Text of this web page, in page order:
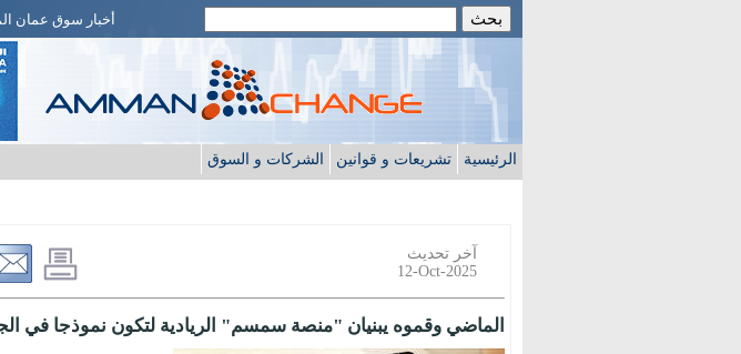
أخبار سوق عمان
الرئيسية تشريعات و قوانين الشركات و السوق
آخر تحديث
12-Oct-2025
الماضي وقموه يبنيان "منصة سمسم" الريادية لتكون نموذجا في